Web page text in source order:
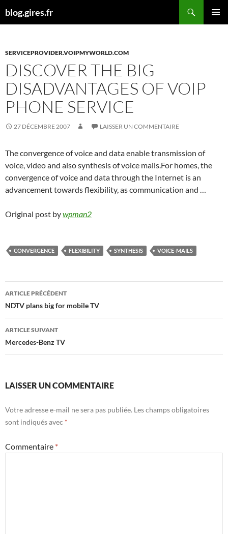
aublog.gires.fr
SERVICEPROVIDER.VOIPMYWORLD.COM
DISCOVER THE BIG
DISADVANTAGES OF VOIP
PHONE SERVICE
27 DÉCEMBRE 2007 LAISSER UN COMMENTAIRE
The convergence of voice and data enable transmission of
voice, video and also synthesis of voice mails.For homes, the
convergence of voice and data through the Internet is an
advancement towards flexibility, as communication and …
Original post bywpman2
CONVERGENCE FLEXIBILITY SYNTHESIS VOICE-MAILS
Navigation
des
articles
ARTICLE PRÉCÉDENT
NDTV plans big for mobile TV
ARTICLE SUIVANT
Mercedes-Benz TV
LAISSER UN COMMENTAIRE
Votre adresse e-mail ne sera pas publiée. Les champs obligatoires
sont indiqués avec *
Commentaire *